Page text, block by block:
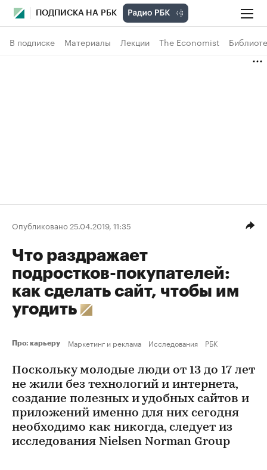
ПОДПИСКА НА РБК
В подписке Материалы Лекции The Economist
Опубликовано 25.04.2019, 11:35
Что раздражает
подростков-покупателей:
как сделать сайт, чтобы им
угодить
Про: карьеру Маркетинг и реклама Исследования РБК
Поскольку молодые люди от 13 до 17 лет
не жили без технологий и интернета,
создание полезных и удобных сайтов и
приложений именно для них сегодня
необходимо как никогда, следует из
исследования Nielsen Norman Group